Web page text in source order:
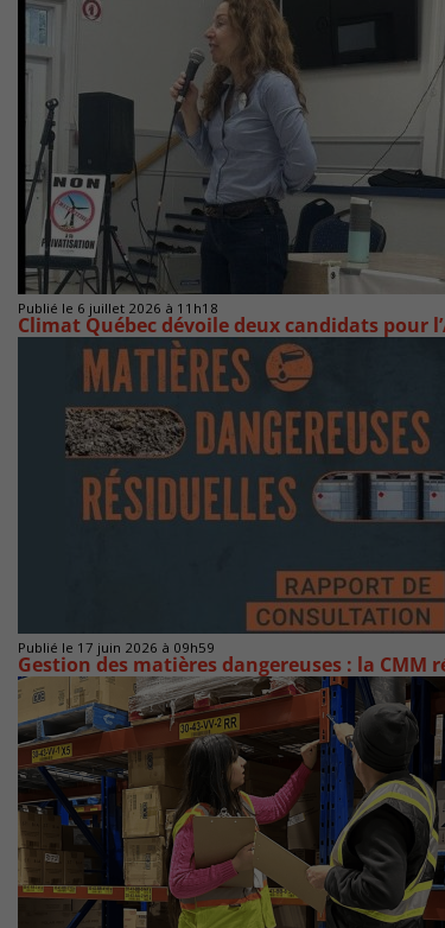
Publié le 6 juillet 2026 à 11h18
Climat Québec dévoile deux candidats pour
Publié le 17 juin 2026 à 09h59
Gestion des matières dangereuses : la CMM